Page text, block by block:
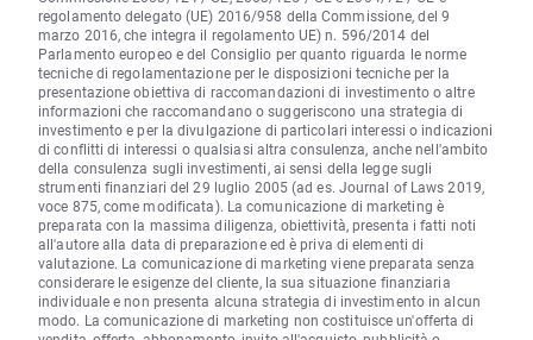
regolamento delegato (UE) 2016/958 della Commissione, del 9
marzo 2016, che integra il regolamento UE) n. 596/2014 del
Parlamento europeo e del Consiglio per quanto riguarda le norme
tecniche di regolamentazione per le disposizioni tecniche per la
presentazione obiettiva di raccomandazioni di investimento o altre
informazioni che raccomandano o suggeriscono una strategia di
investimento e per la divulgazione di particolari interessi o indicazioni
di conflitti di interessi o qualsiasi altra consulenza, anche nell'ambito
della consulenza sugli investimenti, ai sensi della legge sugli
strumenti finanziari del 29 luglio 2005 (ad es. Journal of Laws 2019,
voce 875, come modificata). La comunicazione di marketing è
preparata con la massima diligenza, obiettività, presenta i fatti noti
all'autore alla data di preparazione ed è priva di elementi di
valutazione. La comunicazione di marketing viene preparata senza
considerare le esigenze del cliente, la sua situazione finanziaria
individuale e non presenta alcuna strategia di investimento in alcun
modo. La comunicazione di marketing non costituisce un'offerta di